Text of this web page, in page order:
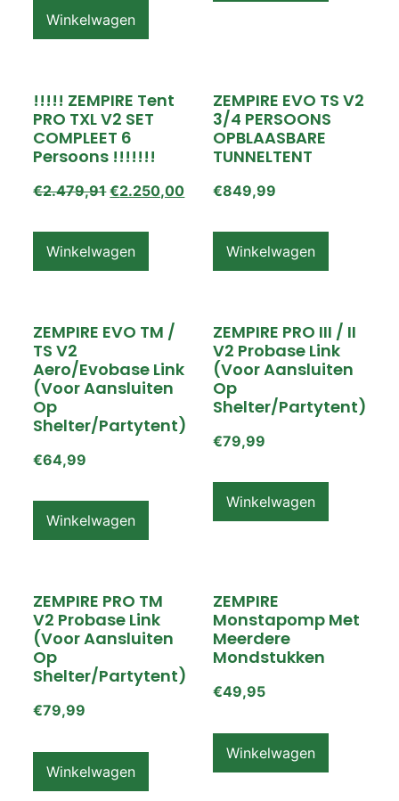
Winkelwagen
!!!!! ZEMPIRE Tent
PRO TXL V2 SET
COMPLEET 6
Persoons !!!!!!!
€2.479,91 €2.250,00
Winkelwagen
ZEMPIRE EVO TS V2
3/4 PERSOONS
OPBLAASBARE
TUNNELTENT
€849,99
Winkelwagen
ZEMPIRE EVO TM /
TS V2
Aero/Evobase Link
(voor Aansluiten
Op
Shelter/partytent)
€64,99
Winkelwagen
ZEMPIRE PRO III / II
V2 Probase Link
(voor Aansluiten
Op
Shelter/partytent)
€79,99
Winkelwagen
ZEMPIRE PRO TM
V2 Probase Link
(voor Aansluiten
Op
Shelter/partytent)
€79,99
Winkelwagen
ZEMPIRE
Monstapomp Met
Meerdere
Mondstukken
€49,95
Winkelwagen